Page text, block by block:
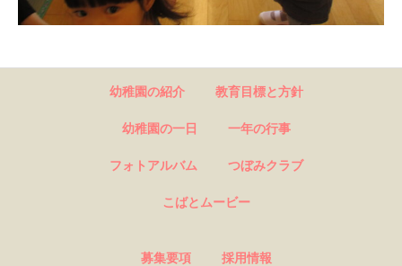
幼稚園の紹介 教育目標と方針
幼稚園の一日 一年の行事
フォトアルバム つぼみクラブ
こばとムービー
募集要項 採用情報